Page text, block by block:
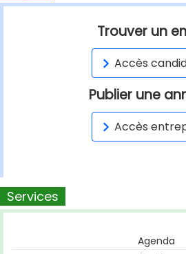
Trouver un
Accès
Publier une
Accès
Services
Agenda